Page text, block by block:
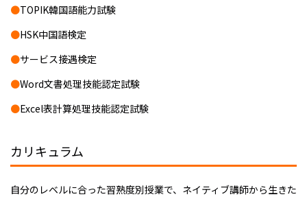
TOPIK韓国語能力試験
HSK中国語検定
サービス接遇検定
Word文書処理技能認定試験
Excel表計算処理技能認定試験
カリキュラム
自分のレベルに合った習熟度別授業で、ネイティブ講師から生きた